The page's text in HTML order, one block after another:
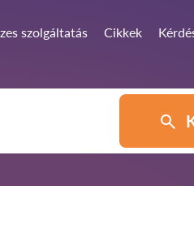
szolgáltatás Cikkek